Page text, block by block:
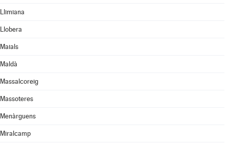
Llimiana
Llobera
Maials
Maldà
Massalcoreig
Massoteres
Menàrguens
Miralcamp